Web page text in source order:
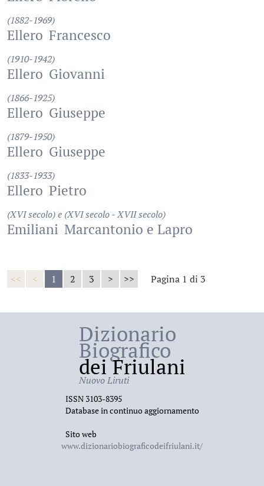
(1882-1969)
Ellero Francesco
(1910-1942)
Ellero Giovanni
(1866-1925)
Ellero Giuseppe
(1879-1950)
Ellero Giuseppe
(1833-1933)
Ellero Pietro
(XVI secolo) e (XVI secolo - XVII secolo)
Emiliani Marcantonio e Lapro
<< < 1 2 3 > >> Pagina 1 di 3
Dizionario
Biografico
dei Friulani
Nuovo Liruti
ISSN 3103-8395
Database in continuo aggiornamento
Sito web
www.dizionariobiograficodeifriulani.it/